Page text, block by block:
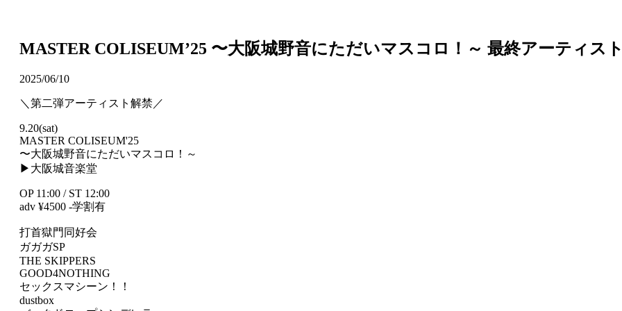
MASTER COLISEUM’25 〜大阪城野音にただいマスコロ！～ 最終アーティス
2025/06/10
＼第二弾アーティスト解禁／
9.20(sat)
MASTER COLISEUM'25
〜大阪城野音にただいマスコロ！～
▶︎大阪城音楽堂
OP 11:00 / ST 12:00
adv ¥4500 -学割有
打首獄門同好会
ガガガSP
THE SKIPPERS
GOOD4NOTHING
セックスマシーン！！
dustbox